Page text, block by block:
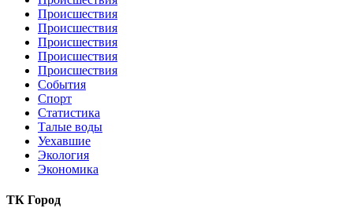
Происшествия
Происшествия
Происшествия
Происшествия
Происшествия
События
Спорт
Статистика
Талые воды
Уехавшие
Экология
Экономика
ТК Город